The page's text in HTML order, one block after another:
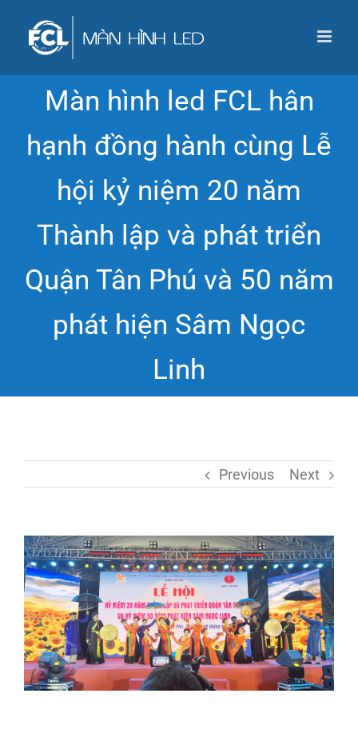
Màn hình led FCL hân
hạnh đồng hành cùng Lễ
hội kỷ niệm 20 năm
Thành lập và phát triển
Quận Tân Phú và 50 năm
phát hiện Sâm Ngọc
Linh
Previous Next
View
Larger
Image